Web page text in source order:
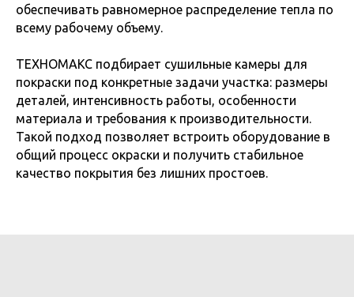
обеспечивать равномерное распределение тепла по
всему рабочему объему.
ТЕХНОМАКС подбирает сушильные камеры для
покраски под конкретные задачи участка: размеры
деталей, интенсивность работы, особенности
материала и требования к производительности.
Такой подход позволяет встроить оборудование в
общий процесс окраски и получить стабильное
качество покрытия без лишних простоев.